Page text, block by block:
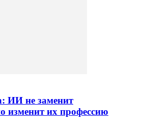
ИИ не заменит
изменит их профессию